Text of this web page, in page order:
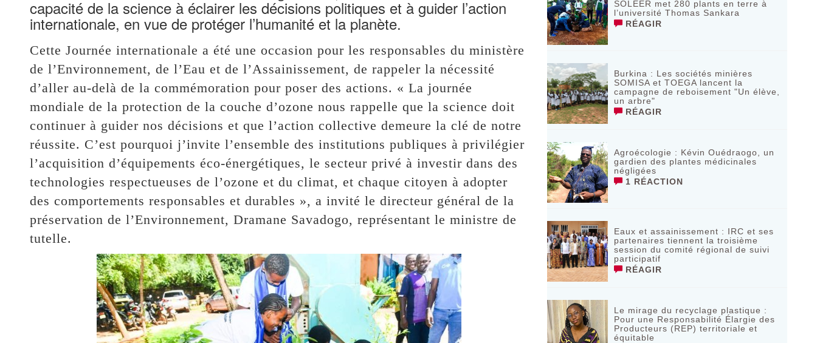
capacité de la science à éclairer les décisions politiques et à guider l’action
internationale, en vue de protéger l’humanité et la planète.
Cette Journée internationale a été une occasion pour les responsables du ministère
de l’Environnement, de l’Eau et de l’Assainissement, de rappeler la nécessité
d’aller au-delà de la commémoration pour poser des actions. « La journée
mondiale de la protection de la couche d’ozone nous rappelle que la science doit
continuer à guider nos décisions et que l’action collective demeure la clé de notre
réussite. C’est pourquoi j’invite l’ensemble des institutions publiques à privilégier
l’acquisition d’équipements éco-énergétiques, le secteur privé à investir dans des
technologies respectueuses de l’ozone et du climat, et chaque citoyen à adopter
des comportements responsables et durables », a invité le directeur général de la
préservation de l’Environnement, Dramane Savadogo, représentant le ministre de
tutelle.
SOLEER met 280 plants en terre à
l’université Thomas Sankara
RÉAGIR
Burkina : Les sociétés minières
SOMISA et TOEGA lancent la
campagne de reboisement "Un élève,
un arbre"
RÉAGIR
Agroécologie : Kévin Ouédraogo, un
gardien des plantes médicinales
négligées
1 RÉACTION
Eaux et assainissement : IRC et ses
partenaires tiennent la troisième
session du comité régional de suivi
participatif
RÉAGIR
Le mirage du recyclage plastique :
Pour une Responsabilité Élargie des
Producteurs (REP) territoriale et
équitable